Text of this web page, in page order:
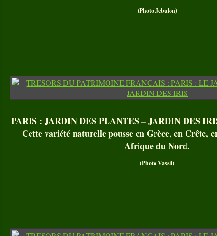
(Photo Jebulon)
PARIS : JARDIN DES PLANTES – JARDIN DES
Cette variété naturelle pousse en Grèce, en Crête,
Afrique du Nord.
(Photo Vassil)